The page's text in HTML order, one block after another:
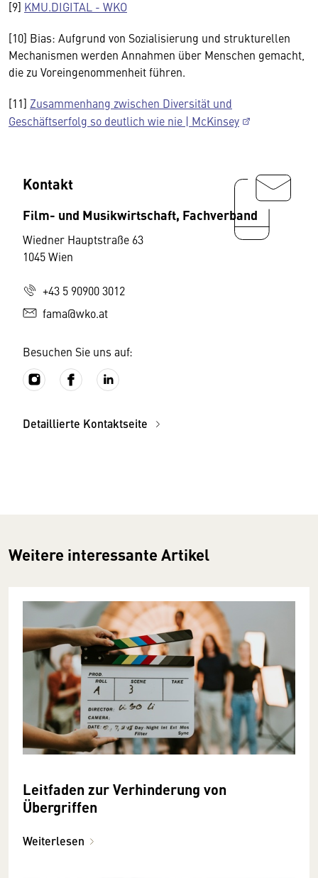
[9] KMU.DIGITAL - WKO
[10] Bias: Aufgrund von Sozialisierung und strukturellen
Mechanismen werden Annahmen über Menschen gemacht,
die zu Voreingenommenheit führen.
[11] Zusammenhang zwischen Diversität und
Geschäftserfolg so deutlich wie nie | McKinsey
Kontakt
Film- und Musikwirtschaft, Fachverband
Wiedner Hauptstraße 63
1045 Wien
+43 5 90900 3012
fama@wko.at
Besuchen Sie uns auf:
Detaillierte Kontaktseite
Weitere interessante Artikel
Leitfaden zur Verhinderung von
Übergriffen
Weiterlesen